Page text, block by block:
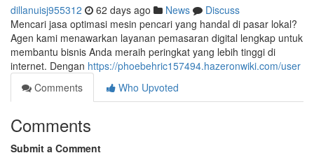
dillanuisj955312 62 days ago News
Discuss
Mencari jasa optimasi mesin pencari yang handal di pasar lokal?
Agen kami menawarkan layanan pemasaran digital lengkap untuk
membantu bisnis Anda meraih peringkat yang lebih tinggi di
internet. Dengan https://phoebehric157494.hazeronwiki.com/user
Comments
Who Upvoted
Comments
Submit a Comment